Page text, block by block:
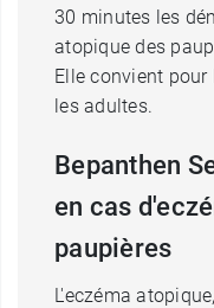
30 minutes les
atopique des
Elle convient
les adultes.
Bepanthen
en cas
paupières
L'eczéma